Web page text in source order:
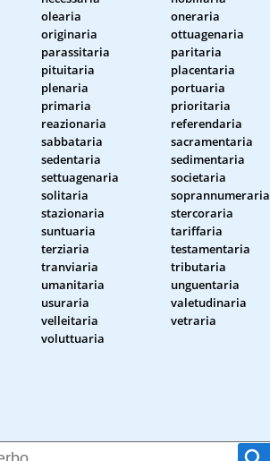
olearia
oneraria
originaria
ottuagenaria
parassitaria
paritaria
pituitaria
placentaria
plenaria
portuaria
primaria
prioritaria
reazionaria
referendaria
sabbataria
sacramentaria
sedentaria
sedimentaria
settuagenaria
societaria
solitaria
soprannumeraria
stazionaria
stercoraria
suntuaria
tariffaria
terziaria
testamentaria
tranviaria
tributaria
umanitaria
unguentaria
usuraria
valetudinaria
velleitaria
vetraria
voluttuaria